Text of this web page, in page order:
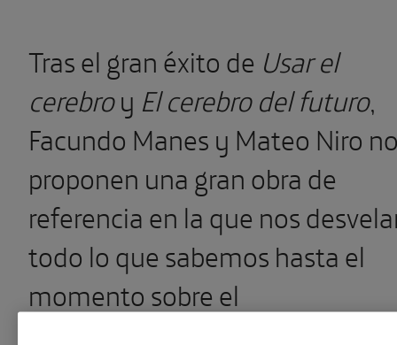
Tras el gran éxito de Usar el
cerebroy El cerebro del futuro,
Facundo Manes y Mateo Niro
proponen una gran obra de
referencia en la que nos
todo lo que sabemos hasta el
momento sobre el